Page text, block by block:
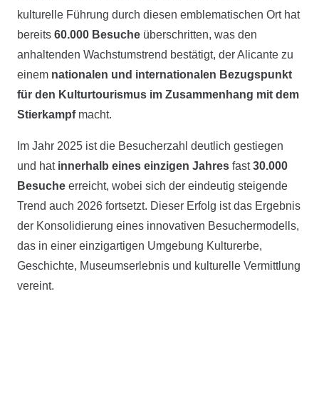
kulturelle Führung durch diesen emblematischen Ort hat
bereits 60.000 Besuche überschritten, was den
anhaltenden Wachstumstrend bestätigt, der Alicante zu
einem nationalen und internationalen Bezugspunkt
für den Kulturtourismus im Zusammenhang mit dem
Stierkampfmacht.
Im Jahr 2025 ist die Besucherzahl deutlich gestiegen
und hat innerhalb eines einzigen Jahres fast30.000
Besuche erreicht, wobei sich der eindeutig steigende
Trend auch 2026 fortsetzt. Dieser Erfolg ist das Ergebnis
der Konsolidierung eines innovativen Besuchermodells,
das in einer einzigartigen Umgebung Kulturerbe,
Geschichte, Museumserlebnis und kulturelle Vermittlung
vereint.